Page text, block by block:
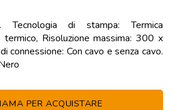
Tecnologia di stampa: Termica
Risoluzione massima: 300 x
connessione: Con cavo e senza cavo.
PER ACQUISTARE